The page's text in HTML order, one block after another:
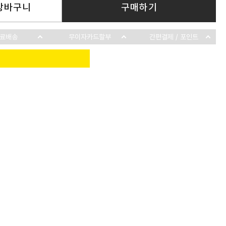
바구니 구매하기
배송 무이자카드할부 간편결제 / 포인트